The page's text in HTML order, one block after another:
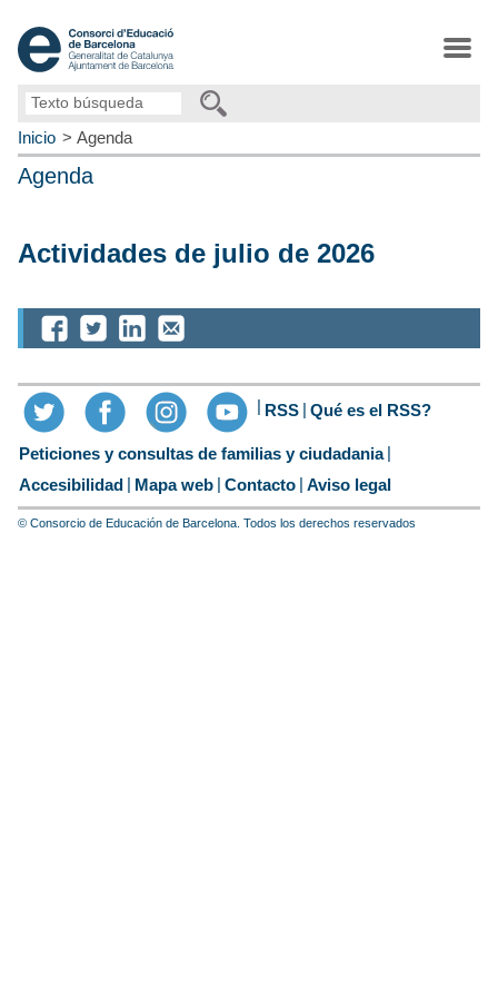
Texto
Inicio
Agenda
Agenda
Actividades de julio de 2026
RSS Qué es el RSS?
Peticiones y consultas de familias y ciudadania
Accesibilidad
Mapa web Contacto Aviso legal
© Consorcio de Educación de Barcelona. Todos los derechos reservados